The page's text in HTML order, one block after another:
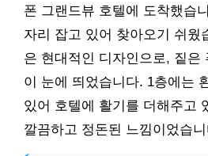
폰 그랜드뷰 호텔에 도착했습
자리 잡고 있어 찾아오기 쉬웠
은 현대적인 디자인으로, 짙은
이 눈에 띄었습니다. 1층에는
있어 호텔에 활기를 더해주고
깔끔하고 정돈된 느낌이었습